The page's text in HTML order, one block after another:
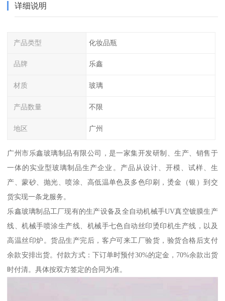
详细说明
产品类型 化妆品瓶
品牌 乐鑫
材质 玻璃
产品数量 不限
地区 广州
广州市乐鑫玻璃制品有限公司，是一家集开发研制、生产、销售于
一体的实业型玻璃制品生产企业。产品从设计、开模、试样、生
产、蒙砂、抛光、喷涂、高低温单色及多色印刷，烫金（银）到交
货实现一条龙服务。
乐鑫玻璃制品工厂现有的生产设备及全自动机械手UV真空镀膜生产
线、机械手喷涂生产线、机械手七色自动丝印烫印机生产线，以及
高温丝印炉。货品生产完后，客户可来工厂验货，验货合格后支付
余款安排出货。付款方式：下订单时预付30%的定金，70%余款出货
时付清。具体按双方签定的合同为准。